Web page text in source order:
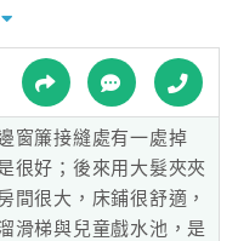
宿環境，能讓身心靈徹
窗簾接縫處有一處掉
很好；後來用大髮夾夾
間很大，床鋪很舒適，
滑梯與兒童戲水池，是